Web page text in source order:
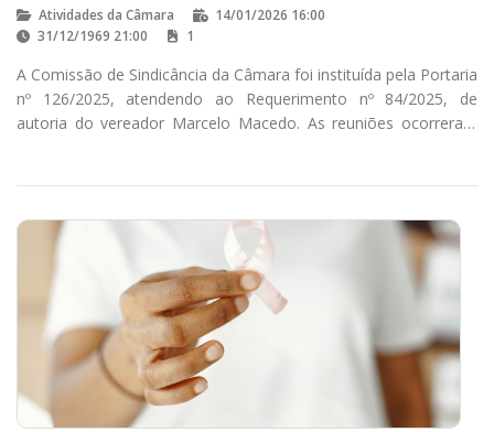
Atividades da Câmara
14/01/2026 16:00
31/12/1969 21:00
1
A Comissão de Sindicância da Câmara foi instituída pela Portaria
nº 126/2025, atendendo ao Requerimento nº 84/2025, de
autoria do vereador Marcelo Macedo. As reuniões ocorreram